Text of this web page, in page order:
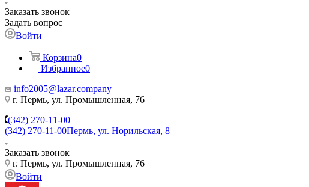
Заказать звонок
Задать вопрос
Войти
Корзина0
Избранное0
info2005@lazar.company
г. Пермь, ул. Промышленная, 76
(342) 270-11-00
(342) 270-11-00Пермь, ул. Норильская, 8
Заказать звонок
г. Пермь, ул. Промышленная, 76
Войти